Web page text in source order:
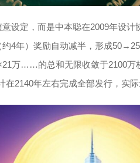
设定，而是中本聪在2009年设
约4年）奖励自动减半，形成
万……的总和无限收敛于2100万
2140年左右完成全部发行，实际